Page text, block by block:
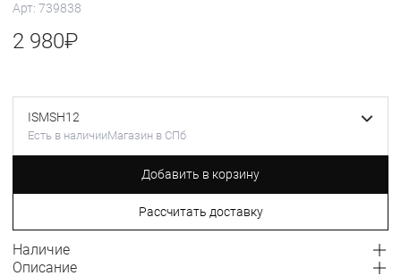
Арт: 739838
2 980₽
ISMSH12
Есть в наличииМагазин в СПб
Добавить в корзину
Рассчитать доставку
Наличие
Описание